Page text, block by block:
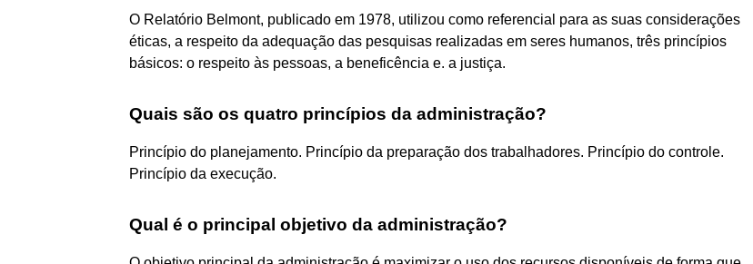
O Relatório Belmont, publicado em 1978, utilizou como referencial para as suas considerações
éticas, a respeito da adequação das pesquisas realizadas em seres humanos, três princípios
básicos: o respeito às pessoas, a beneficência e. a justiça.
Quais são os quatro princípios da administração?
Princípio do planejamento. Princípio da preparação dos trabalhadores. Princípio do controle.
Princípio da execução.
Qual é o principal objetivo da administração?